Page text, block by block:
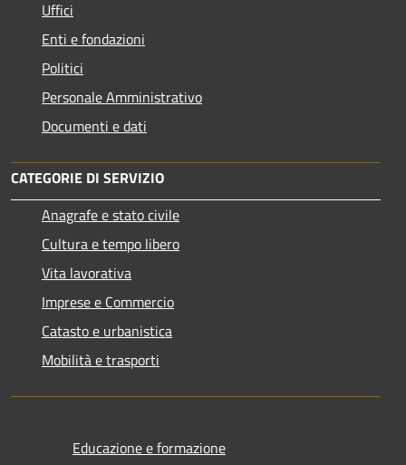
Uffici
Enti e fondazioni
Politici
Personale Amministrativo
Documenti e dati
CATEGORIE DI SERVIZIO
Anagrafe e stato civile
Cultura e tempo libero
Vita lavorativa
Imprese e Commercio
Catasto e urbanistica
Mobilità e trasporti
Educazione e formazione